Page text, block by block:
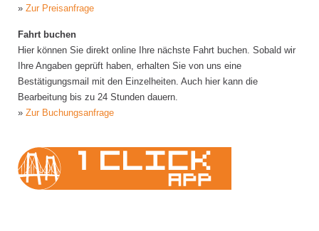
» Zur Preisanfrage
Fahrt buchen
Hier können Sie direkt online Ihre nächste Fahrt buchen. Sobald wir
Ihre Angaben geprüft haben, erhalten Sie von uns eine
Bestätigungsmail mit den Einzelheiten. Auch hier kann die
Bearbeitung bis zu 24 Stunden dauern.
» Zur Buchungsanfrage